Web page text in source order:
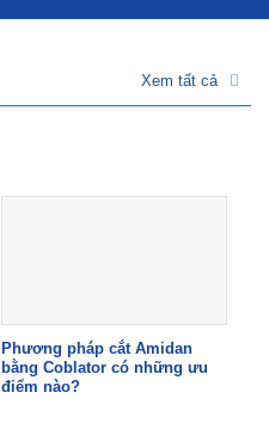
Xem tất cả
Phương pháp cắt Amidan
bằng Coblator có những ưu
điểm nào?